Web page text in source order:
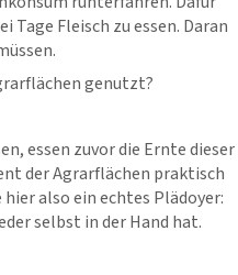
Tage Fleisch zu essen. Daran
genutzt?
essen zuvor die Ernte dieser
der Agrarflächen praktisch
also ein echtes Plädoyer:
selbst in der Hand hat.